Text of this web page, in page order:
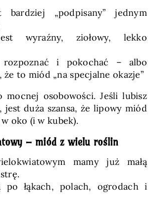
bardziej „podpisany” jednym
wyraźny, ziołowy, lekko
rozpoznać i pokochać – albo
to miód „na specjalne okazje”
osobowości. Jeśli lubisz
jest duża szansa, że lipowy miód
oko (i w kubek).
– miód z wielu roślin
mamy już małą
po łąkach, polach, ogrodach i